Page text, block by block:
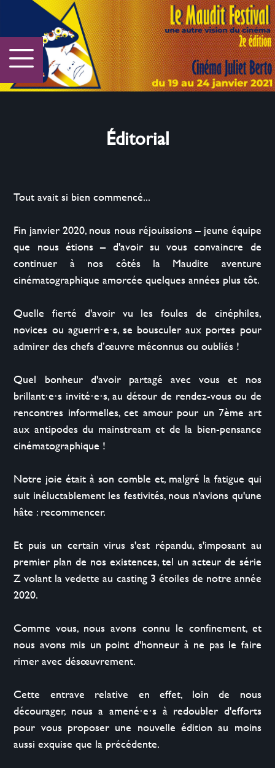
Éditorial
Tout avait si bien commencé...
Fin janvier 2020, nous nous réjouissions – jeune équipe
que nous étions – d'avoir su vous convaincre de
continuer à nos côtés la Maudite aventure
cinématographique amorcée quelques années plus tôt.
Quelle fierté d'avoir vu les foules de cinéphiles,
novices ou aguerri⋅e⋅s, se bousculer aux portes pour
admirer des chefs d’œuvre méconnus ou oubliés !
Quel bonheur d'avoir partagé avec vous et nos
brillant⋅e⋅s invité⋅e⋅s, au détour de rendez-vous ou de
rencontres informelles, cet amour pour un 7ème art
aux antipodes du mainstream et de la bien-pensance
cinématographique !
Notre joie était à son comble et, malgré la fatigue qui
suit inéluctablement les festivités, nous n'avions qu'une
hâte : recommencer.
Et puis un certain virus s'est répandu, s'imposant au
premier plan de nos existences, tel un acteur de série
Z volant la vedette au casting 3 étoiles de notre année
2020.
Comme vous, nous avons connu le confinement, et
nous avons mis un point d'honneur à ne pas le faire
rimer avec désœuvrement.
Cette entrave relative en effet, loin de nous
décourager, nous a amené⋅e⋅s à redoubler d'efforts
pour vous proposer une nouvelle édition au moins
aussi exquise que la précédente.